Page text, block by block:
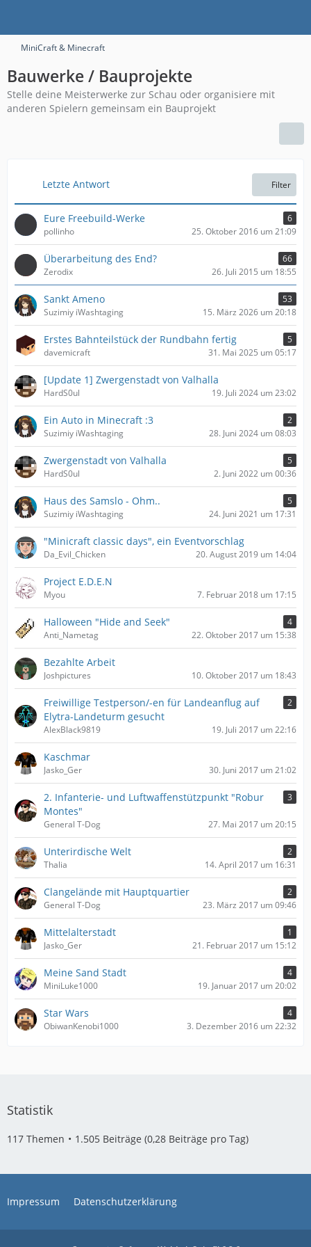
MiniCraft & Minecraft
Bauwerke / Bauprojekte
Stelle deine Meisterwerke zur Schau oder organisiere mit
anderen Spielern gemeinsam ein Bauprojekt
Letzte Antwort Filter
Eure Freebuild-Werke
6
pollinho
25. Oktober 2016 um 21:09
Überarbeitung des End?
66
Zerodix
26. Juli 2015 um 18:55
Sankt Ameno
53
Suzimiy iWashtaging
15. März 2026 um 20:18
Erstes Bahnteilstück der Rundbahn fertig
5
davemicraft
31. Mai 2025 um 05:17
[Update 1] Zwergenstadt von Valhalla
HardS0ul 19. Juli 2024 um 23:02
Ein Auto in Minecraft :3
2
Suzimiy iWashtaging
28. Juni 2024 um 08:03
Zwergenstadt von Valhalla
5
HardS0ul
2. Juni 2022 um 00:36
Haus des Samslo - Ohm..
5
Suzimiy iWashtaging
24. Juni 2021 um 17:31
"Minicraft classic days", ein Eventvorschlag
Da_Evil_Chicken 20. August 2019 um 14:04
Project E.D.E.N
Myou 7. Februar 2018 um 17:15
Halloween "Hide and Seek"
4
Anti_Nametag
22. Oktober 2017 um 15:38
Bezahlte Arbeit
Joshpictures 10. Oktober 2017 um 18:43
Freiwillige Testperson/-en für Landeanflug auf
Elytra-Landeturm gesucht
2
AlexBlack9819 19. Juli 2017 um 22:16
Kaschmar
Jasko_Ger 30. Juni 2017 um 21:02
2. Infanterie- und Luftwaffenstützpunkt "Robur
Montes"
3
General T-Dog 27. Mai 2017 um 20:15
Unterirdische Welt
2
Thalia
14. April 2017 um 16:31
Clangelände mit Hauptquartier
2
General T-Dog
23. März 2017 um 09:46
Mittelalterstadt
1
Jasko_Ger
21. Februar 2017 um 15:12
Meine Sand Stadt
4
MiniLuke1000
19. Januar 2017 um 20:02
Star Wars
4
ObiwanKenobi1000
3. Dezember 2016 um 22:32
Statistik
117 Themen 1.505 Beiträge (0,28 Beiträge pro Tag)
Impressum Datenschutzerklärung